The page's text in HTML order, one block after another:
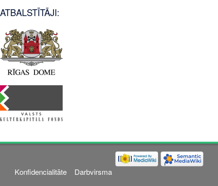
ATBALSTĪTĀJI:
Konfidencialitāte
Darbvirsma